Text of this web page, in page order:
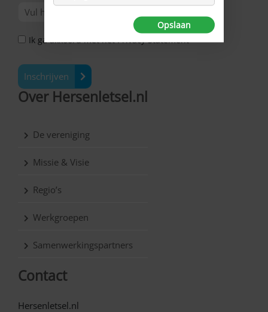
Ik ga akkoord met het Privacy Statement *
Inschrijven
Over Hersenletsel.nl
De vereniging
Missie & Visie
Regio’s
Werkgroepen
Samenwerkingspartners
Contact
Hersenletsel.nl
Opslaan